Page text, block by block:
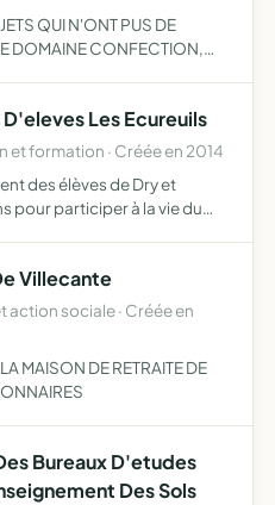
QUI N'ONT PUS DE
DOMAINE CONFECTION,
BESOIN SE FAIT …Les Ecureuils
et formation · Créée en 2014
des élèves de Dry et
pour participer à la vie du
Villecante
action sociale · Créée en
MAISON DE RETRAITE DE
Bureaux D'etudes
Des Sols